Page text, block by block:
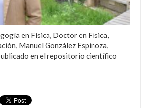
en Física, Doctor en Física,
Manuel González Espinoza,
en el repositorio científico